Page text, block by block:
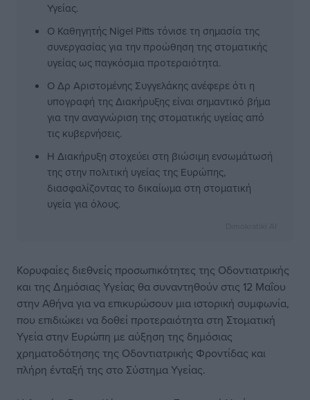
Υγείας.
Ο Καθηγητής Nigel Pitts τόνισε τη σημασία της
συνεργασίας για την προώθηση της στοματικής
υγείας ως παγκόσμια προτεραιότητα.
Ο Δρ Αριστομένης Συγγελάκης ανέφερε ότι η
υπογραφή της Διακήρυξης είναι σημαντικό βήμα
για την αναγνώριση της στοματικής υγείας από
τις κυβερνήσεις.
Η Διακήρυξη στοχεύει στη βιώσιμη ενσωμάτωσή
της στην πολιτική υγείας της Ευρώπης,
διασφαλίζοντας το δικαίωμα στη στοματική
υγεία για όλους.
Κορυφαίες διεθνείς προσωπικότητες της Οδοντιατρικής
και της Δημόσιας Υγείας θα συναντηθούν στις 12 Μαΐου
στην Αθήνα για να επικυρώσουν μια ιστορική συμφωνία,
που επιδιώκει να δοθεί προτεραιότητα στη Στοματική
Υγεία στην Ευρώπη με αύξηση της δημόσιας
χρηματοδότησης της Οδοντιατρικής Φροντίδας και
πλήρη ένταξή της στο Σύστημα Υγείας.